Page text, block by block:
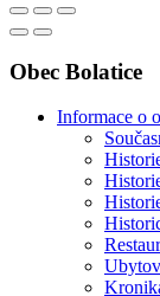
Obec Bolatice
Informace o